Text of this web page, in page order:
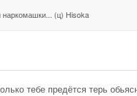
наркомашки... (ц) Hisoka
тебе предётся терь